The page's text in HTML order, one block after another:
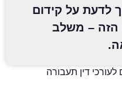
על קידום
הזה – משלב
דין תעבורה